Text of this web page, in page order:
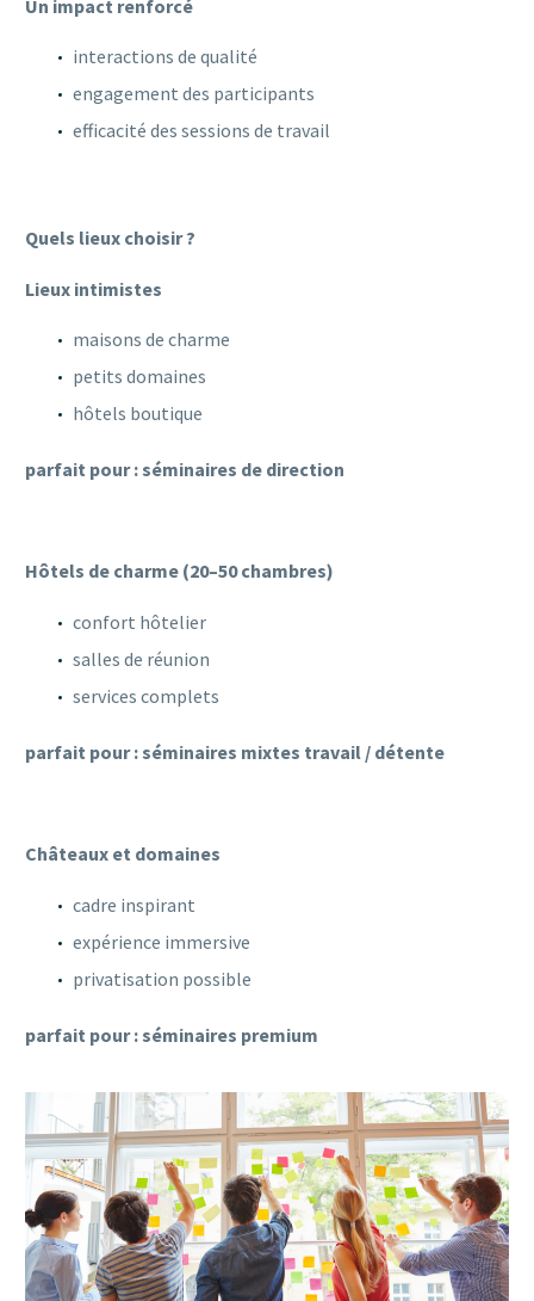
Un impact renforcé
interactions de qualité
engagement des participants
efficacité des sessions de travail
Quels lieux choisir ?
Lieux intimistes
maisons de charme
petits domaines
hôtels boutique
parfait pour : séminaires de direction
Hôtels de charme (20–50 chambres)
confort hôtelier
salles de réunion
services complets
parfait pour : séminaires mixtes travail / détente
Châteaux et domaines
cadre inspirant
expérience immersive
privatisation possible
parfait pour : séminaires premium